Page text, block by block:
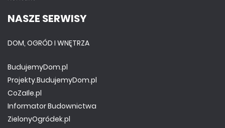
NASZE SERWISY
DOM, OGRÓD I WNĘTRZA
BudujemyDom.pl
Projekty.BudujemyDom.pl
CoZaIle.pl
Informator Budownictwa
ZielonyOgródek.pl